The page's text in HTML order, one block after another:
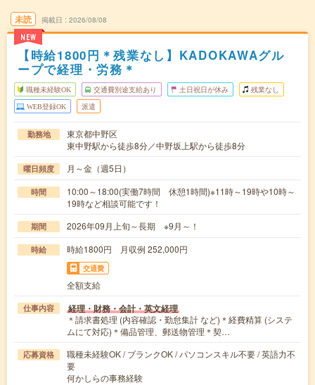
未読
NEW
掲載日 2026/08/08
【時給1800円＊残業なし】KADOKAWAグル
ープで経理・労務＊
職種未経験OK 交通費別途支給あり 土日祝日が休み 残業なし
WEB登録OK 派遣
勤務地
東京都中野区
東中野駅から徒歩8分／中野坂上駅から徒歩8分
曜日頻度 月～金（週5日）
時間
10:00～18:00(実働7時間 休憩1時間)※11時～19時や10時～
19時など相談可能です！
期間 2026年09月上旬～長期 ※9月～！
時給 時給1800円 月収例 252,000円
交通費
全額支給
仕事内容 経理・財務・会計・英文経理
＊請求書処理 (内容確認・勤怠集計 など)＊経費精算 (システ
ムにて対応)＊備品管理、郵送物管理＊契…
応募資格
職種未経験OK / ブランクOK / パソコンスキル不要 / 英語力不
要
何かしらの事務経験